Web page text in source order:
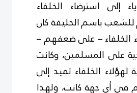
إلى استرضاء الخلفاء
باسم الخليفة كان
الخلفاء – على ضعفهم –
على المسلمين، وكانت
لهؤلاء الخلفاء تميد إلى
أى جهة كانت، ولهذا